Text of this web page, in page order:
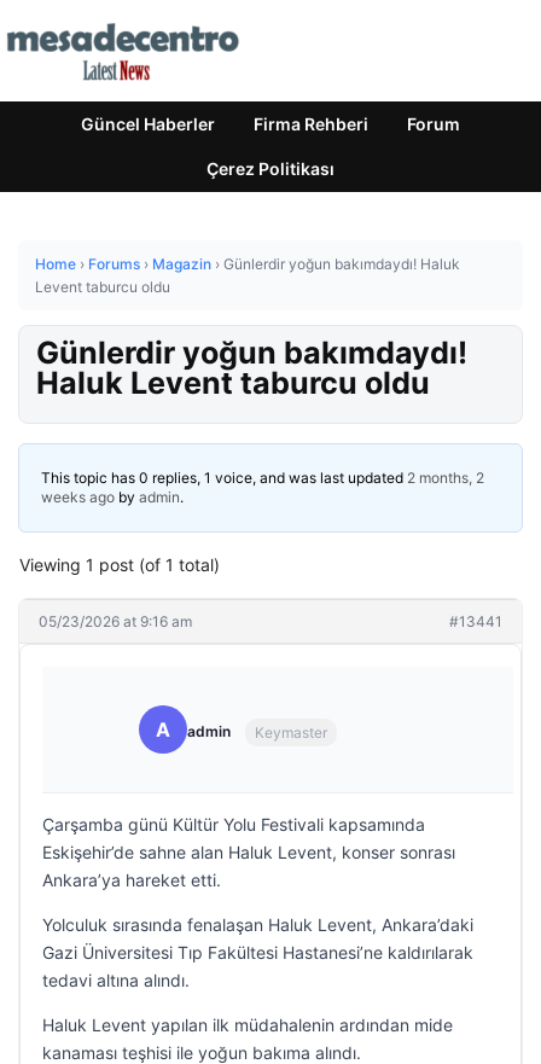
Güncel Haberler Firma Rehberi Forum
Çerez Politikası
Home › Forums › Magazin › Günlerdir yoğun bakımdaydı! Haluk
Levent taburcu oldu
Günlerdir yoğun bakımdaydı!
Haluk Levent taburcu oldu
This topic has 0 replies, 1 voice, and was last updated 2 months, 2
weeks ago by admin.
Viewing 1 post (of 1 total)
05/23/2026 at 9:16 am #13441
A admin Keymaster
Çarşamba günü Kültür Yolu Festivali kapsamında
Eskişehir’de sahne alan Haluk Levent, konser sonrası
Ankara’ya hareket etti.
Yolculuk sırasında fenalaşan Haluk Levent, Ankara’daki
Gazi Üniversitesi Tıp Fakültesi Hastanesi’ne kaldırılarak
tedavi altına alındı.
Haluk Levent yapılan ilk müdahalenin ardından mide
kanaması teşhisi ile yoğun bakıma alındı.